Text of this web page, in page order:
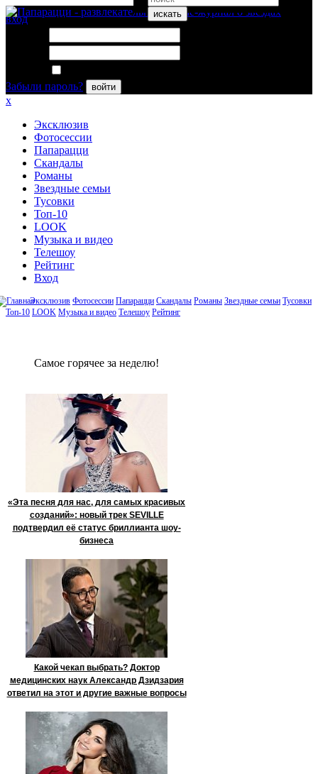
искать
вход
Забыли пароль?
войти
x
Эксклюзив
Фотосессии
Папарацци
Скандалы
Романы
Звездные семьи
Тусовки
Топ-10
LOOK
Музыка и видео
Телешоу
Рейтинг
Вход
Эксклюзив Фотосессии Папарацци Скандалы Романы Звездные семьи Тусовки
Топ-10 LOOK Музыка и видео Телешоу Рейтинг
Сaмое гoрячее за неделю!
«Эта песня для нас, для самых красивых
созданий»: новый трек SEVILLE
подтвердил её статус бриллианта шоу-
бизнеса
Какой чекап выбрать? Доктор
медицинских наук Александр Дзидзария
ответил на этот и другие важные вопросы